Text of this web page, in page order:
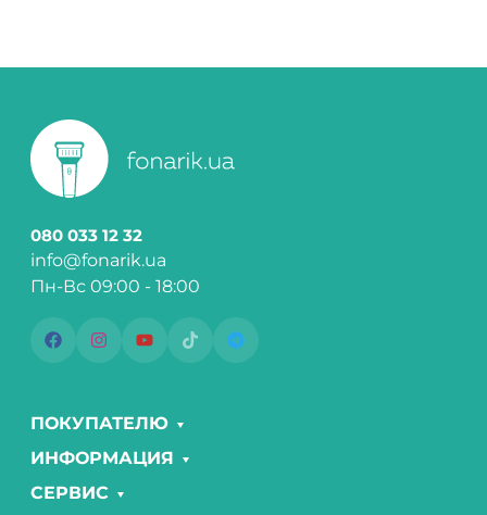
080 033 12 32
info@fonarik.ua
Пн-Вс 09:00 - 18:00
ПОКУПАТЕЛЮ
ИНФОРМАЦИЯ
СЕРВИС